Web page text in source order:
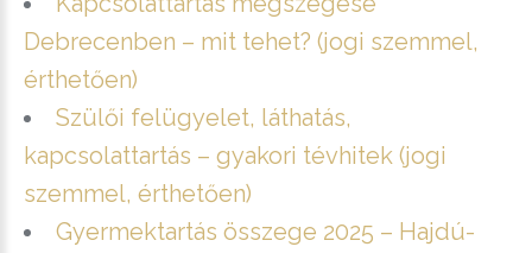
Debrecenben – mit tehet? (jogi szemmel,
érthetően)
Szülői felügyelet, láthatás,
kapcsolattartás – gyakori tévhitek (jogi
szemmel, érthetően)
Gyermektartás összege 2025 – Hajdú-